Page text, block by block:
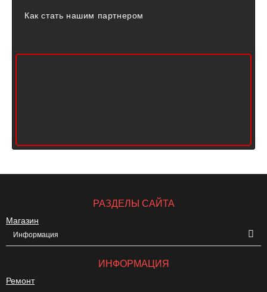
Как стать нашим партнером
РАЗДЕЛЫ САЙТА
Магазин
Информация
ИНФОРМАЦИЯ
Ремонт